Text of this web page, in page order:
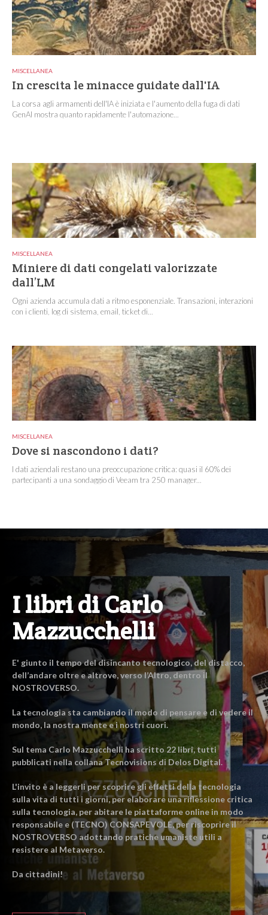
MISCELLANEA
In crescita le minacce guidate dall'IA
La corsa agli armamenti dell'IA è iniziata e l'aumento della fuga di dati
GenAI mostra quanto rapidamente l'automazione...
MISCELLANEA
Miniere di dati congelati valorizzate
dall’LM
Ogni azienda accumula dati a ritmo esponenziale. Transazioni, interazioni
con i clienti, log di sistema, email, ticket di...
MISCELLANEA
Dove si nascondono i dati?
I dati aziendali restano una preoccupazione critica: quasi il 60% dei
partecipanti a una sondaggio di Veeam tra 250 manager...
I libri di Carlo
Mazzucchelli
E' giunto il tempo del disincanto tecnologico, del distacco,
dell’andare oltre e altrove, verso l’Altro, dentro il
NOSTROVERSO.
La tecnologia sta cambiando il modo di pensare e di vedere il
mondo, la nostra mente e i nostri cuori.
Sul tema Carlo Mazzucchelli ha scritto 22 libri, tutti
pubblicati nella collana Tecnovisions di Delos Digital.
L'invito è a leggerli per scoprire gli effetti della tecnologia
sulla vita di tutti i giorni, per elaborare una riflessione critica
sulla tecnologia, per abitare le piattaforme online in modo
responsabile e (TECNO) CONSAPEVOLE, per riscoprire il
NOSTROVERSO adottando pratiche umaniste utili a
resistere al Metaverso.
Da cittadini!